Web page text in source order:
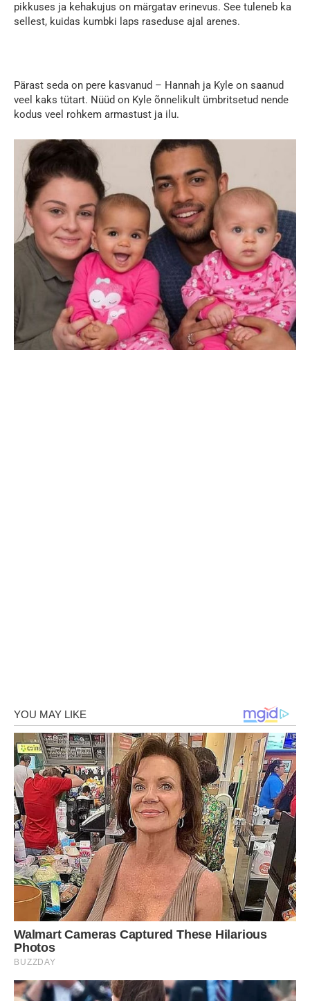
pikkuses ja kehakujus on märgatav erinevus. See tuleneb ka
sellest, kuidas kumbki laps raseduse ajal arenes.
Pärast seda on pere kasvanud – Hannah ja Kyle on saanud
veel kaks tütart. Nüüd on Kyle õnnelikult ümbritsetud nende
kodus veel rohkem armastust ja ilu.